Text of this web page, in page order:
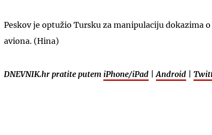
Peskov je optužio Tursku za manipulaciju dokazima
aviona. (Hina)
DNEVNIK.hr pratite putem iPhone/iPad |Android